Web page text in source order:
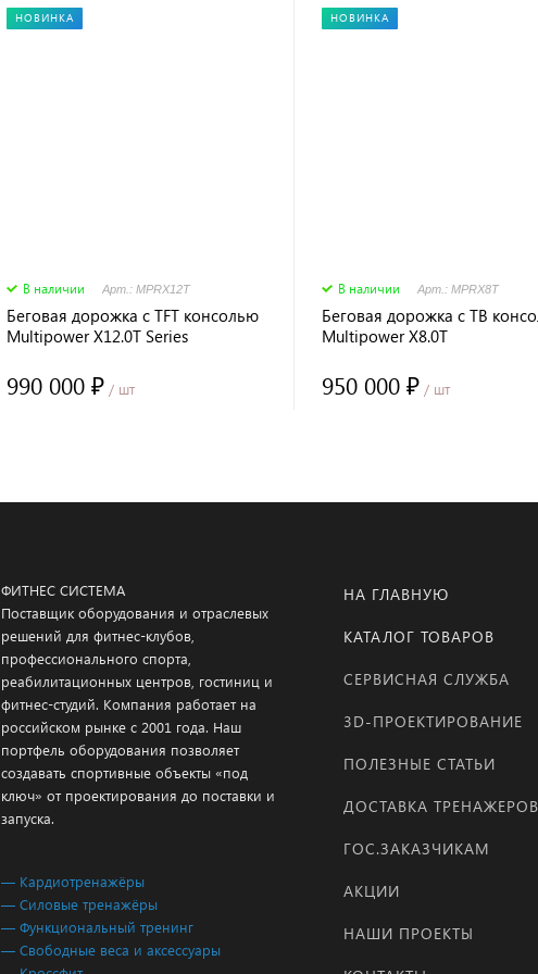
НОВИНКА
В наличии Арт.: MPRX12T
Беговая дорожка с TFT консолью
Multipower X12.0T Series
990 000 ₽ / шт
НОВИНКА
В наличии Арт.: MPRX8T
Беговая дорожка с ТВ
Multipower X8.0T
950 000 ₽ / шт
ФИТНЕС СИСТЕМА
Поставщик оборудования и отраслевых
решений для фитнес-клубов,
профессионального спорта,
реабилитационных центров, гостиниц и
фитнес-студий. Компания работает на
российском рынке с 2001 года. Наш
портфель оборудования позволяет
создавать спортивные объекты «под
ключ» от проектирования до поставки и
запуска.
— Кардиотренажёры
— Силовые тренажёры
— Функциональный тренинг
— Свободные веса и аксессуары
НА ГЛАВНУЮ
КАТАЛОГ ТОВАРОВ
СЕРВИСНАЯ СЛУЖБА
3D-ПРОЕКТИРОВАНИЕ
ПОЛЕЗНЫЕ СТАТЬИ
ДОСТАВКА ТРЕНАЖЕРОВ
ГОС.ЗАКАЗЧИКАМ
АКЦИИ
НАШИ ПРОЕКТЫ